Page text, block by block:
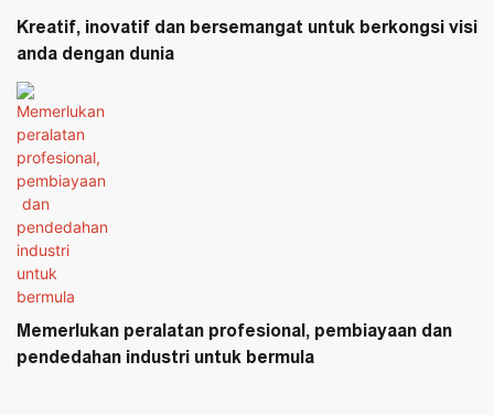
Kreatif, inovatif dan bersemangat untuk berkongsi visi
anda dengan dunia
Memerlukan peralatan profesional, pembiayaan dan
pendedahan industri untuk bermula